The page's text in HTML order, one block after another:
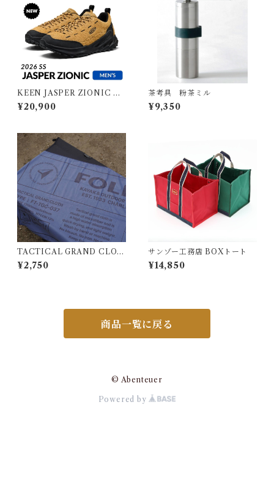
KEEN JASPER ZIONIC M
EN キーン ジャスパーザイオ
ニック メンズ
¥20,900
茶考具 粉茶ミル
¥9,350
TACTICAL GRAND CLOT
H
¥2,750
サンゾー工務店 BOXトート
¥14,850
商品一覧に戻る
© Abenteuer
Powered by